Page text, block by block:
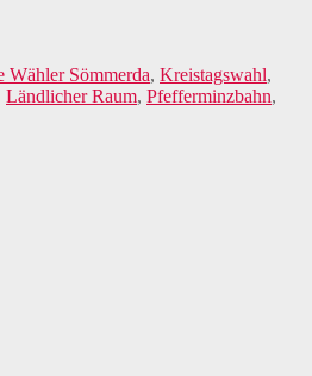
Wähler Sömmerda, Kreistagswahl,
Ländlicher Raum, Pfefferminzbahn,